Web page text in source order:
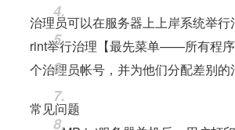
治理员可以在服务器上上岸系统举
rint举行治理【最先菜单——所有程
个治理员帐号，并为他们分配差别的
常见问题
4.
5.
6.
7.
8.